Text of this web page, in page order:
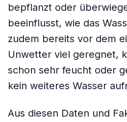
bepflanzt oder
beeinflusst, wie das
zudem bereits vor dem
Unwetter viel geregnet,
schon sehr feucht oder
kein weiteres Wasser
Aus diesen Daten und